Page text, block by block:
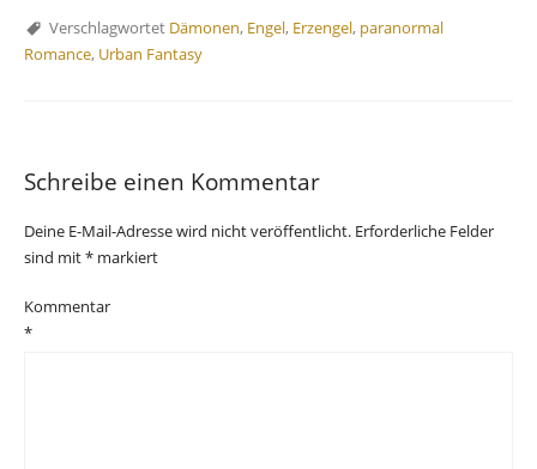
Verschlagwortet Dämonen, Engel, Erzengel, paranormal
Romance, Urban Fantasy
Schreibe einen Kommentar
Deine E-Mail-Adresse wird nicht veröffentlicht. Erforderliche Felder
sind mit* markiert
Kommentar
*